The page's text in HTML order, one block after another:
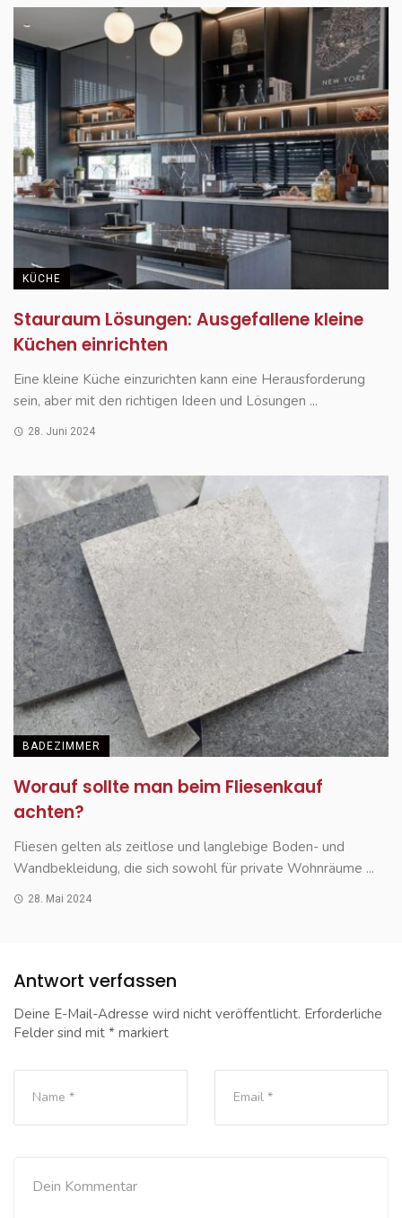
KÜCHE
Stauraum Lösungen: Ausgefallene kleine
Küchen einrichten
Eine kleine Küche einzurichten kann eine Herausforderung
sein, aber mit den richtigen Ideen und Lösungen ...
28. Juni 2024
BADEZIMMER
Worauf sollte man beim Fliesenkauf
achten?
Fliesen gelten als zeitlose und langlebige Boden- und
Wandbekleidung, die sich sowohl für private Wohnräume ...
28. Mai 2024
Antwort verfassen
Deine E-Mail-Adresse wird nicht veröffentlicht. Erforderliche
Felder sind mit * markiert